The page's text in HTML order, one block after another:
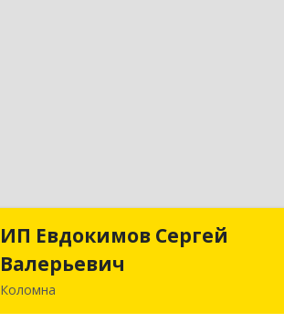
ИП Евдокимов Сергей
Валерьевич
Коломна
ИП Евдокимов Сергей